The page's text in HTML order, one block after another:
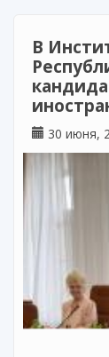
В
30 июня,